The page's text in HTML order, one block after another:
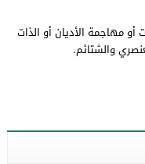
مهاجمة الأديان أو الذات
والشتائم.